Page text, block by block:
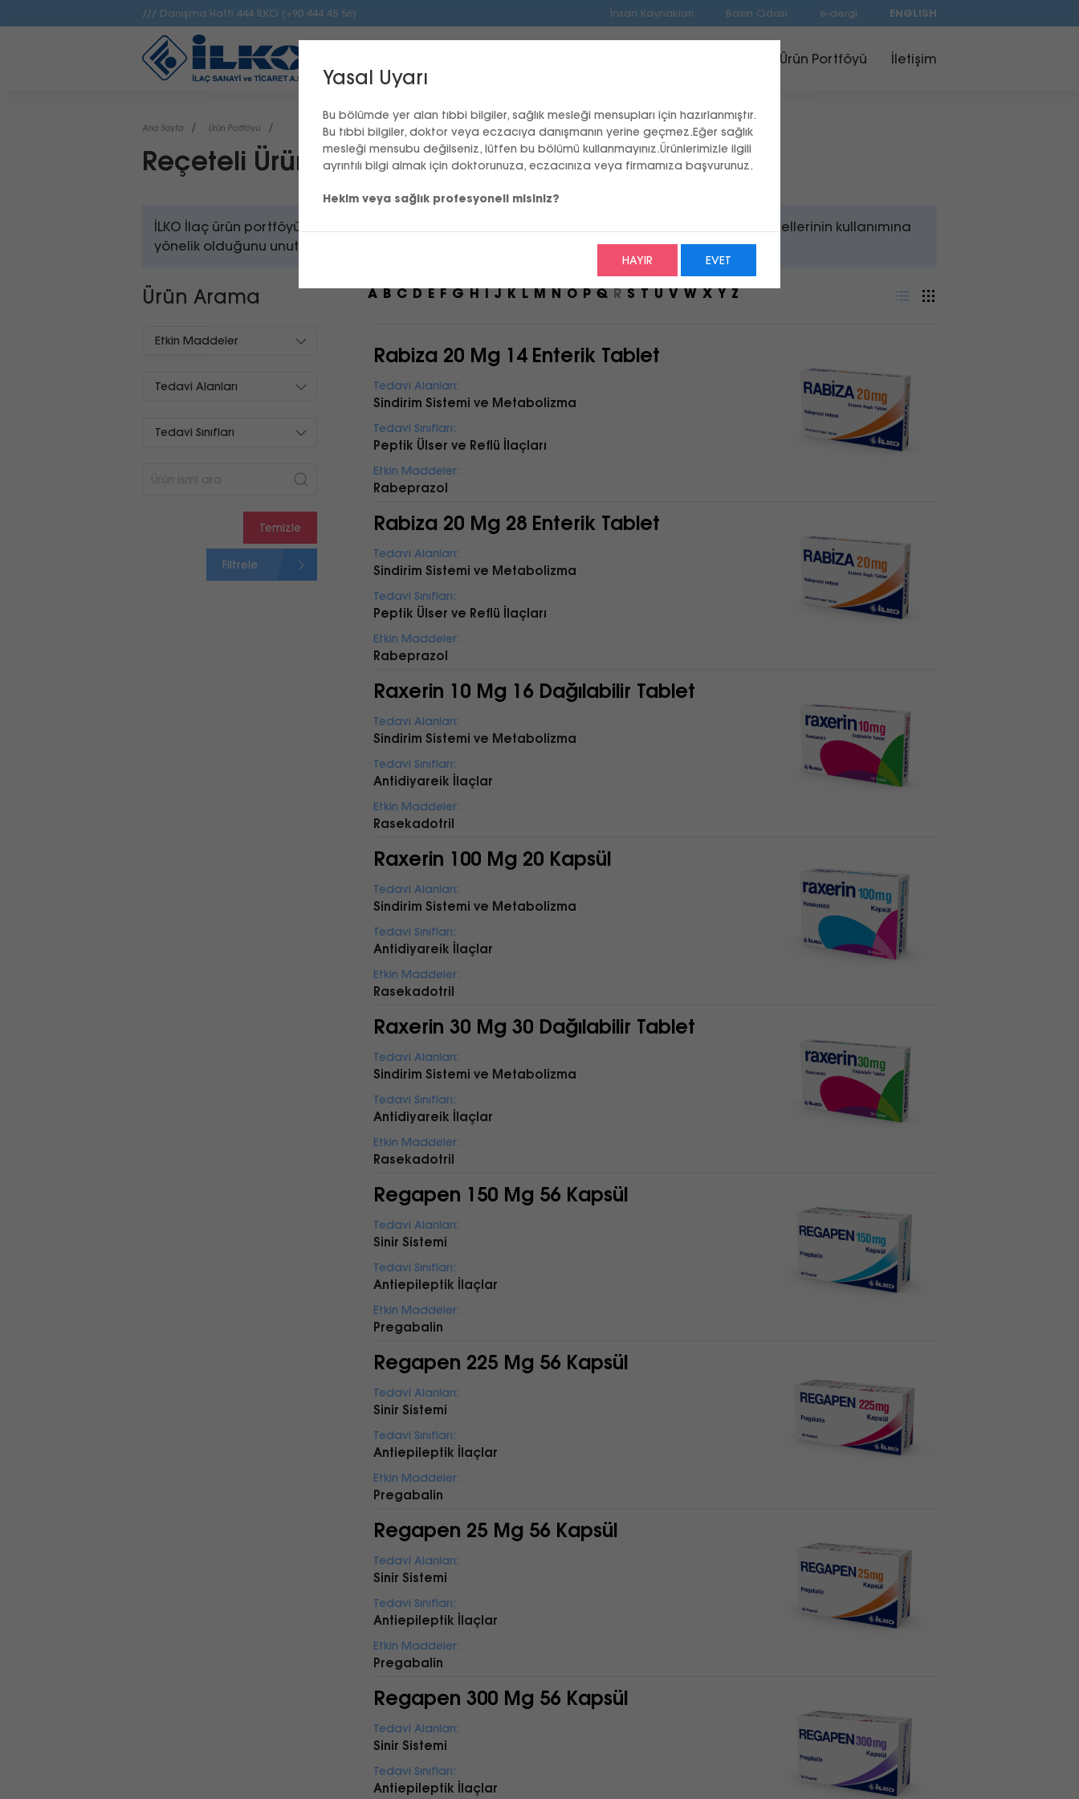
/// Danışma Hattı 444 İLKO (+90 444 45 56) İnsan Kaynakları Basın Odası e-dergi ENGLISH
Ürün Portföyü İletişim
Ana Sayfa Ürün Portföyü
Reçeteli Ürünler
İLKO İlaç ürün portföyünde bulunan ürünler aşağıda listelenmiştir. Bu sayfaların sağlık profesyonellerinin kullanımına
yönelik olduğunu unutmayınız.
Ürün Arama
Etkin Maddeler
Tedavi Alanları
Tedavi Sınıfları
Temizle
Filtrele
A B C D E F G H I J K L M N O P Q R S T U V W X Y Z
Rabiza 20 Mg 14 Enterik Tablet
Tedavi Alanları:
Sindirim Sistemi ve Metabolizma
Tedavi Sınıfları:
Peptik Ülser ve Reflü İlaçları
Etkin Maddeler:
Rabeprazol
Rabiza 20 Mg 28 Enterik Tablet
Tedavi Alanları:
Sindirim Sistemi ve Metabolizma
Tedavi Sınıfları:
Peptik Ülser ve Reflü İlaçları
Etkin Maddeler:
Rabeprazol
Raxerin 10 Mg 16 Dağılabilir Tablet
Tedavi Alanları:
Sindirim Sistemi ve Metabolizma
Tedavi Sınıfları:
Antidiyareik İlaçlar
Etkin Maddeler:
Rasekadotril
Raxerin 100 Mg 20 Kapsül
Tedavi Alanları:
Sindirim Sistemi ve Metabolizma
Tedavi Sınıfları:
Antidiyareik İlaçlar
Etkin Maddeler:
Rasekadotril
Raxerin 30 Mg 30 Dağılabilir Tablet
Tedavi Alanları:
Sindirim Sistemi ve Metabolizma
Tedavi Sınıfları:
Antidiyareik İlaçlar
Etkin Maddeler:
Rasekadotril
Regapen 150 Mg 56 Kapsül
Tedavi Alanları:
Sinir Sistemi
Tedavi Sınıfları:
Antiepileptik İlaçlar
Etkin Maddeler:
Pregabalin
Regapen 225 Mg 56 Kapsül
Tedavi Alanları:
Sinir Sistemi
Tedavi Sınıfları:
Antiepileptik İlaçlar
Etkin Maddeler:
Pregabalin
Regapen 25 Mg 56 Kapsül
Tedavi Alanları:
Sinir Sistemi
Tedavi Sınıfları:
Antiepileptik İlaçlar
Etkin Maddeler:
Pregabalin
Regapen 300 Mg 56 Kapsül
Tedavi Alanları:
Sinir Sistemi
Tedavi Sınıfları:
Antiepileptik İlaçlar
Yasal Uyarı
Bu bölümde yer alan tıbbi bilgiler, sağlık mesleği mensupları için hazırlanmıştır.
Bu tıbbi bilgiler, doktor veya eczacıya danışmanın yerine geçmez.Eğer sağlık
mesleği mensubu değilseniz, lütfen bu bölümü kullanmayınız.Ürünlerimizle ilgili
ayrıntılı bilgi almak için doktorunuza, eczacınıza veya firmamıza başvurunuz.
Hekim veya sağlık profesyoneli misiniz?
HAYIR EVET